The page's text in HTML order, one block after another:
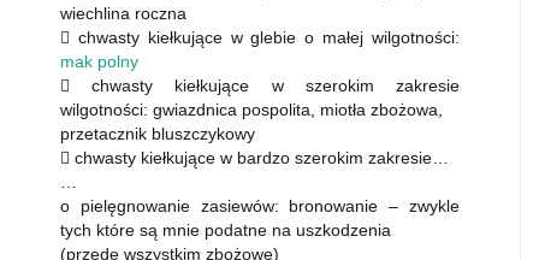
wiechlina roczna
 chwasty kiełkujące w glebie o małej wilgotności:
mak polny
 chwasty kiełkujące w szerokim zakresie
wilgotności: gwiazdnica pospolita, miotła zbożowa,
przetacznik bluszczykowy
 chwasty kiełkujące w bardzo szerokim zakresie…
o pielęgnowanie zasiewów: bronowanie – zwykle
tych które są mnie podatne na uszkodzenia
(przede wszystkim zbożowe)